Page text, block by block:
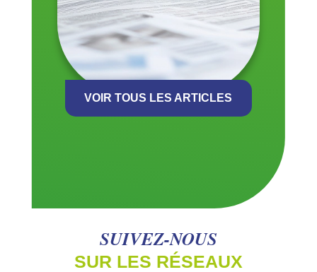
VOIR TOUS LES ARTICLES
SUIVEZ-NOUS
SUR LES RÉSEAUX